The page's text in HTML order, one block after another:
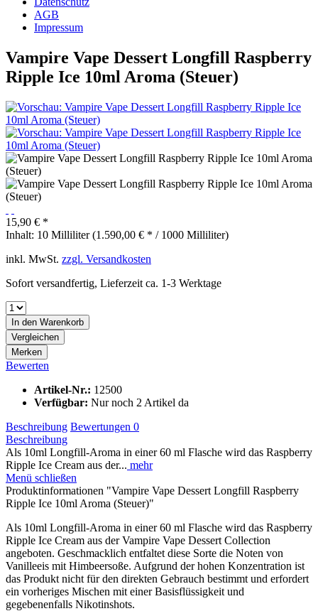
AGB
Impressum
Vampire Vape Dessert Longfill Raspberry
Ripple Ice 10ml Aroma (Steuer)
15,90 € *
Inhalt: 10 Milliliter (1.590,00 € * / 1000 Milliliter)
inkl. MwSt. zzgl. Versandkosten
Sofort versandfertig, Lieferzeit ca. 1-3 Werktage
In den Warenkorb
Vergleichen
Merken
Bewerten
Artikel-Nr.: 12500
Verfügbar: Nur noch 2 Artikel da
Beschreibung Bewertungen 0
Beschreibung
Als 10ml Longfill-Aroma in einer 60 ml Flasche wird das Raspberry
Ripple Ice Cream aus der... mehr
Menü schließen
Produktinformationen "Vampire Vape Dessert Longfill Raspberry
Ripple Ice 10ml Aroma (Steuer)"
Als 10ml Longfill-Aroma in einer 60 ml Flasche wird das Raspberry
Ripple Ice Cream aus der Vampire Vape Dessert Collection
angeboten. Geschmacklich entfaltet diese Sorte die Noten von
Vanilleeis mit Himbeersoße. Aufgrund der hohen Konzentration ist
das Produkt nicht für den direkten Gebrauch bestimmt und erfordert
ein vorheriges Mischen mit einer Basisflüssigkeit und
gegebenenfalls Nikotinshots.